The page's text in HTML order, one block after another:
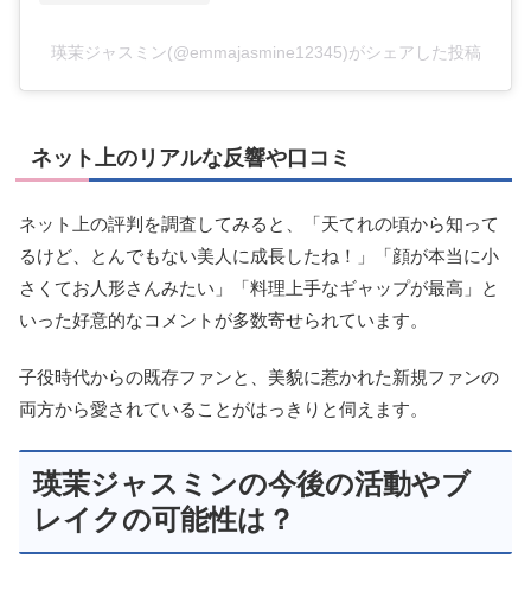
瑛茉ジャスミン(@emmajasmine12345)がシェアした投稿
ネット上のリアルな反響や口コミ
ネット上の評判を調査してみると、「天てれの頃から知って
るけど、とんでもない美人に成長したね！」「顔が本当に小
さくてお人形さんみたい」「料理上手なギャップが最高」と
いった好意的なコメントが多数寄せられています。
子役時代からの既存ファンと、美貌に惹かれた新規ファンの
両方から愛されていることがはっきりと伺えます。
瑛茉ジャスミンの今後の活動やブ
レイクの可能性は？